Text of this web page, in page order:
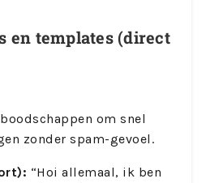
en templates (direct
om snel
zonder spam-gevoel.
“Hoi allemaal, ik ben